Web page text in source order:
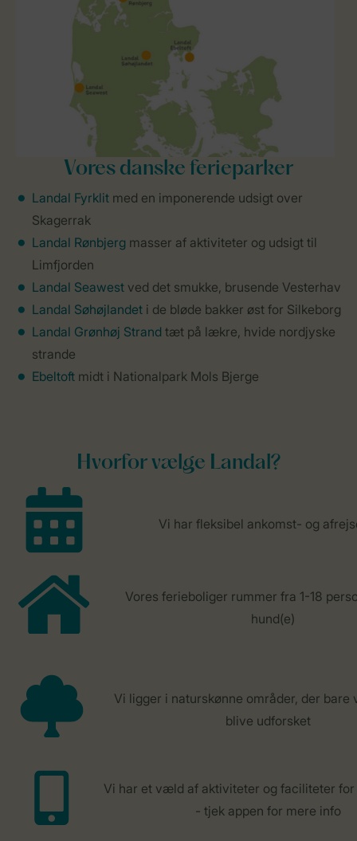
Vores danske ferieparker
Landal Fyrklit med en imponerende udsigt over
Skagerrak
Landal Rønbjerg masser af aktiviteter og udsigt til
Limfjorden
Landal Seawest ved det smukke, brusende Vesterhav
Landal Søhøjlandet i de bløde bakker øst for Silkeborg
Landal Grønhøj Strand tæt på lækre, hvide nordjyske
strande
Ebeltoft midt i Nationalpark Mols Bjerge
Hvorfor vælge Landal?
Vi har fleksibel ankomst- og
Vores ferieboliger rummer fra 1-18
hund(e)
Vi ligger i naturskønne områder, der bare
blive udforsket
Vi har et væld af aktiviteter og faciliteter for
- tjek appen for mere info